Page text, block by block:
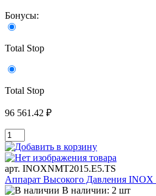
Бонусы:
Total Stop
Total Stop
96 561.42 ₽
арт. INOXNMT2015.E5.TS
Аппарат Высокого Давления
В наличии: 2 шт